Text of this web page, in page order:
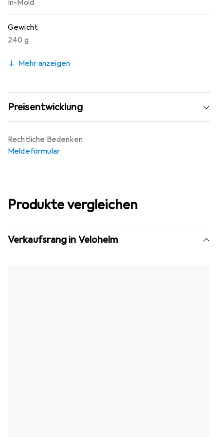
In-Mold
Gewicht
240 g
Mehr anzeigen
Preisentwicklung
Rechtliche Bedenken
Meldeformular
Produkte vergleichen
Verkaufsrang in Velohelm